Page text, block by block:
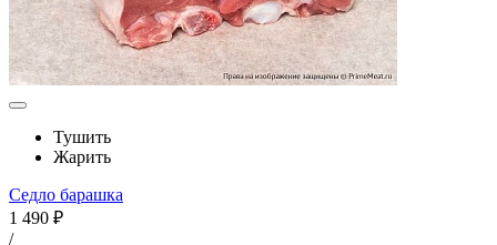
Тушить
Жарить
Седло барашка
1 490 ₽
/